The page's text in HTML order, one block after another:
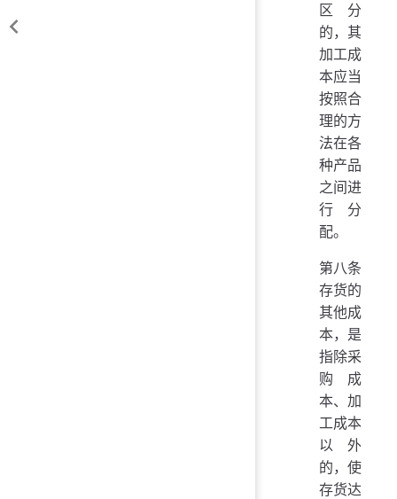
区分
的，其
加工成
本应当
按照合
理的方
法在各
种产品
之间进
行分
配。
第八条
存货的
其他成
本，是
指除采
购成
本、加
工成本
以外
的，使
存货达